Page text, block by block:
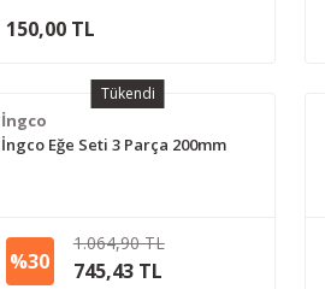
150,00 TL
Tükendi
İngco
İngco Eğe Seti 3 Parça 200mm
%30
1.064,90 TL
745,43 TL